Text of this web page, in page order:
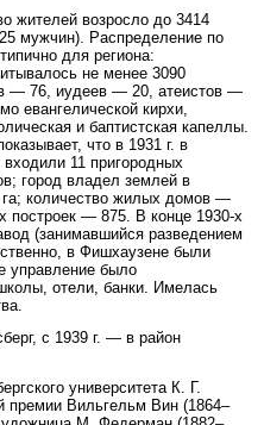
жителей возросло до 3414
мужчин). Распределение по
для региона:
не менее 3090
— 76, иудеев — 20, атеистов —
евангелической кирхи,
и баптистская капеллы.
что в 1931 г. в
11 пригородных
город владел землей в
га; количество жилых домов —
построек — 875. В конце 1930-х
(занимавшийся разведением
в Фишхаузене были
управление было
отели, банки. Имелась
с 1939 г. — в район
университета К. Г.
премии Вильгельм Вин (1864–